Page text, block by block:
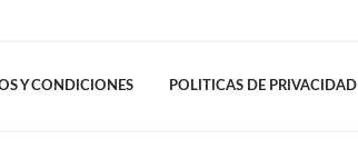
Y CONDICIONES POLITICAS DE PRIVACIDAD